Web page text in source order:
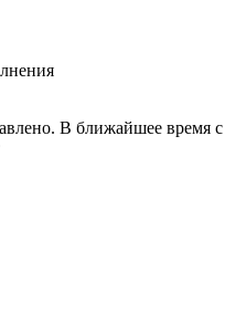
В ближайшее время с